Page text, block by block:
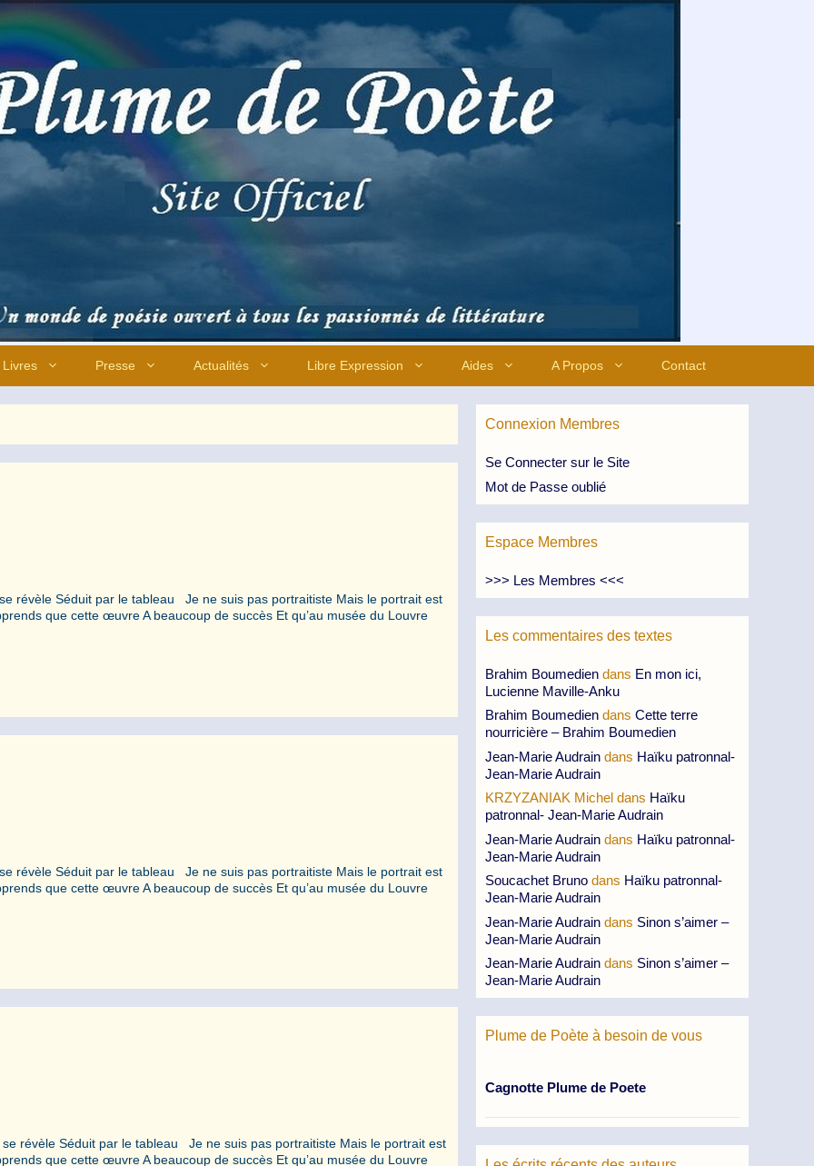
Livres Presse Actualités Libre Expression Aides A Propos Contact
révèle Séduit par le tableau Je ne suis pas portraitiste Mais le portrait est
que cette œuvre A beaucoup de succès Et qu’au musée du Louvre
révèle Séduit par le tableau Je ne suis pas portraitiste Mais le portrait est
que cette œuvre A beaucoup de succès Et qu’au musée du Louvre
révèle Séduit par le tableau Je ne suis pas portraitiste Mais le portrait est
que cette œuvre A beaucoup de succès Et qu’au musée du Louvre
Connexion Membres
Se Connecter sur le Site
Mot de Passe oublié
Espace Membres
>>> Les Membres <<<
Les commentaires des textes
Brahim Boumedien dans En mon ici,
Lucienne Maville-Anku
Brahim Boumedien dans Cette terre
nourricière – Brahim Boumedien
Jean-Marie Audrain dans Haïku patronnal-
Jean-Marie Audrain
KRZYZANIAK Michel dans Haïku
patronnal- Jean-Marie Audrain
Jean-Marie Audrain dans Haïku patronnal-
Jean-Marie Audrain
Soucachet Bruno dans Haïku patronnal-
Jean-Marie Audrain
Jean-Marie Audrain dans Sinon s’aimer –
Jean-Marie Audrain
Jean-Marie Audrain dans Sinon s’aimer –
Jean-Marie Audrain
Plume de Poète à besoin de vous
Cagnotte Plume de Poete